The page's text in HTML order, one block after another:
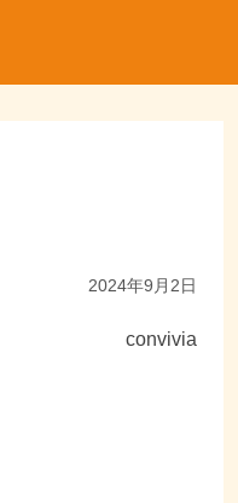
2024年9月2日
convivia